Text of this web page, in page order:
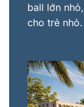
ball lớn
cho trẻ nhỏ.